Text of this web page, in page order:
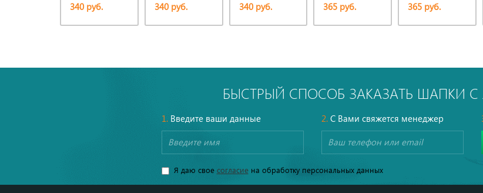
340 руб. 340 руб. 340 руб. 365 руб. 365 руб.
БЫСТРЫЙ СПОСОБ ЗАКАЗАТЬ ШАПКИ
1.Введите ваши данные 2.С Вами свяжется менеджер
Я даю свое согласиена обработку персональных данных